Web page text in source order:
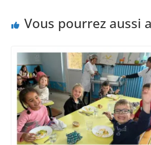
Vous pourrez aussi